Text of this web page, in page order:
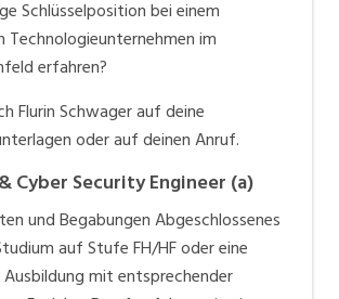
ist der verlässliche Partner für
Grössen und Branchen. Wir blicken
Erfahrung und ausgewiesene
zurück und setzen unser wertvolles
ziel- und zukunftsgerichtet für Sie
Schlüsselposition bei einem
Technologieunternehmen im
erfahren?
Flurin Schwager auf deine
oder auf deinen Anruf.
Cyber Security Engineer (a)
und Begabungen Abgeschlossenes
auf Stufe FH/HF oder eine
mit entsprechender